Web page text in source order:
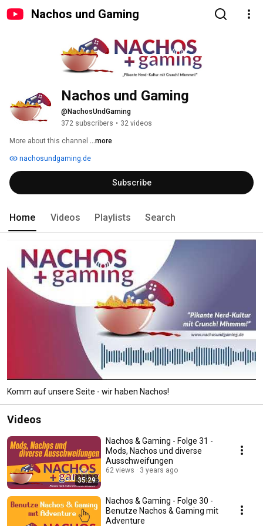
Nachos und Gaming
Nachos und Gaming
@NachosUndGaming
372 subscribers • 32 videos
More about this channel ...more
nachosundgaming.de
Subscribe
Home Videos Playlists Search
Komm auf unsere Seite - wir haben Nachos!
Videos
35:29
Nachos & Gaming - Folge 31 -
Mods, Nachos und diverse
Ausschweifungen
62 views 3 years ago
Nachos & Gaming - Folge 30 -
Benutze Nachos & Gaming mit
Adventure